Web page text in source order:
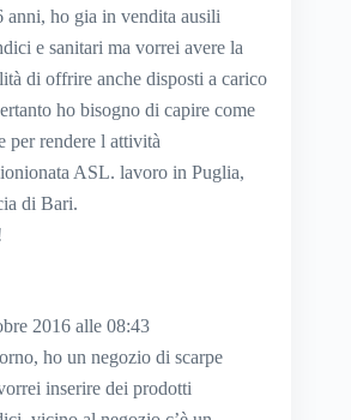
anni, ho gia in vendita ausili
e sanitari ma vorrei avere la
di offrire anche disposti a carico
ho bisogno di capire come
per rendere l attività
ASL. lavoro in Puglia,
di Bari.
2016 alle 08:43
ho un negozio di scarpe
inserire dei prodotti